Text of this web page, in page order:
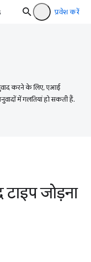
प्रवेश करें
करने के लिए, एआई
में गलतियां हो सकती हैं.
जोड़ना